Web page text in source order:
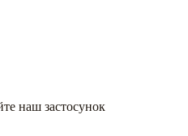
наш застосунок